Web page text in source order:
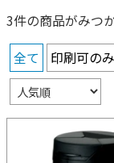
3件の商品がみつ
全て
印刷可のみ